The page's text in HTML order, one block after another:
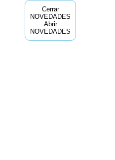
Cerrar
NOVEDADES
Abrir
NOVEDADES